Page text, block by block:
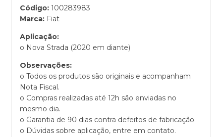
Código: 100283983
Marca: Fiat
Aplicação:
o Nova Strada (2020 em diante)
Observações:
o Todos os produtos são originais e acompanham
Nota Fiscal.
o Compras realizadas até 12h são enviadas no
mesmo dia.
o Garantia de 90 dias contra defeitos de fabricação.
o Dúvidas sobre aplicação, entre em contato.